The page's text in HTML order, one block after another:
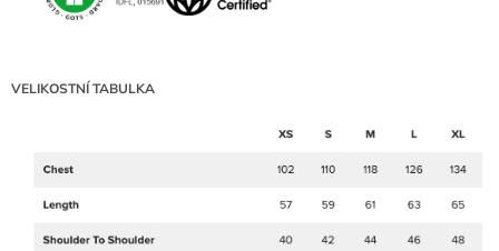
VELIKOSTNÍ TABULKA